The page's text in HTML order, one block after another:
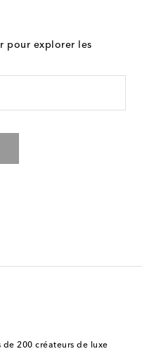
pour explorer les
de 200 créateurs de luxe